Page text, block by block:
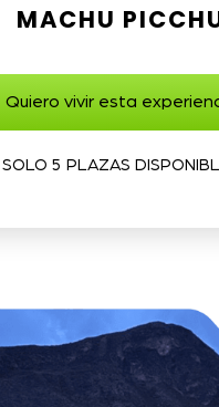
MACHU
Quiero vivir esta
SOLO 5 PLAZAS